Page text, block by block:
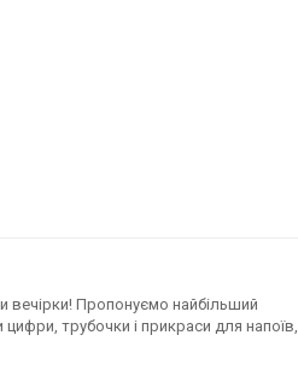
вечірки! Пропонуємо найбільший
цифри, трубочки і прикраси для напоїв,